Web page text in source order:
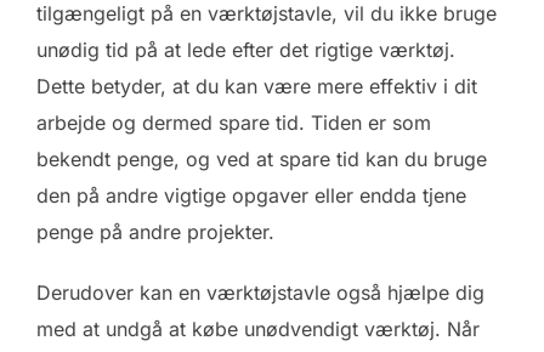
tilgængeligt på en værktøjstavle, vil du ikke bruge
unødig tid på at lede efter det rigtige værktøj.
Dette betyder, at du kan være mere effektiv i dit
arbejde og dermed spare tid. Tiden er som
bekendt penge, og ved at spare tid kan du bruge
den på andre vigtige opgaver eller endda tjene
penge på andre projekter.
Derudover kan en værktøjstavle også hjælpe dig
med at undgå at købe unødvendigt værktøj. Når